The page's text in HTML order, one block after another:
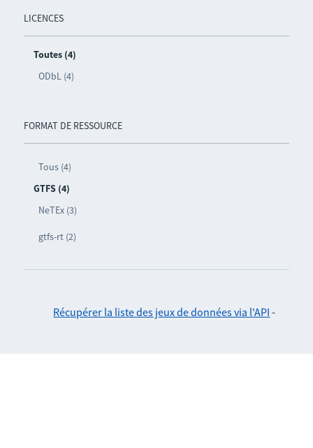
LICENCES
Toutes (4)
ODbL (4)
FORMAT DE RESSOURCE
Tous (4)
GTFS (4)
NeTEx (3)
gtfs-rt (2)
Récupérer la liste des jeux de données via l'API -